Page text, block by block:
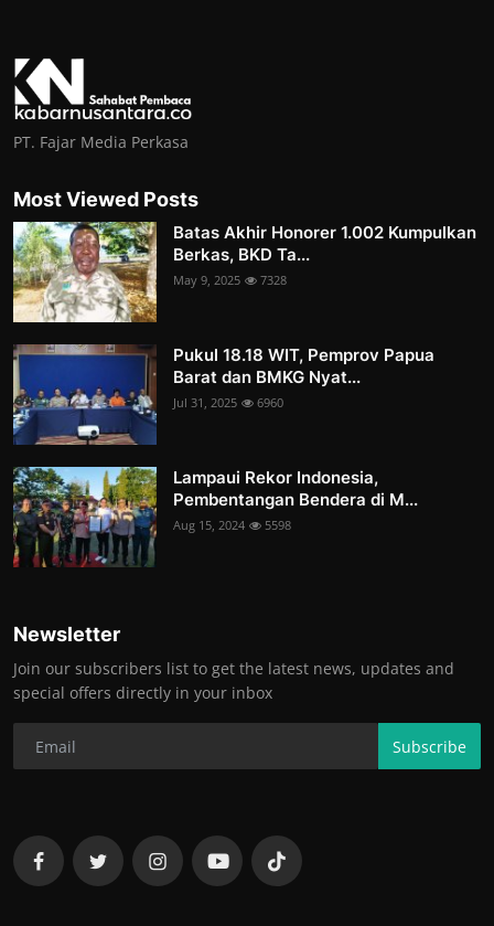
PT. Fajar Media Perkasa
Most Viewed Posts
Batas Akhir Honorer 1.002 Kumpulkan
Berkas, BKD Ta...
May 9, 2025 7328
Pukul 18.18 WIT, Pemprov Papua
Barat dan BMKG Nyat...
Jul 31, 2025 6960
Lampaui Rekor Indonesia,
Pembentangan Bendera di M...
Aug 15, 2024 5598
Newsletter
Join our subscribers list to get the latest news, updates and
special offers directly in your inbox
Subscribe